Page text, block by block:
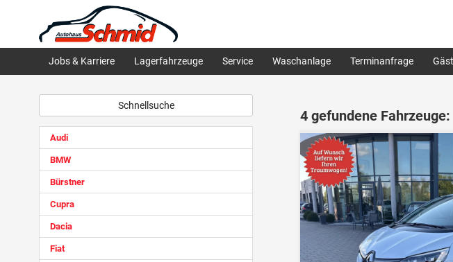
Jobs & Karriere Lagerfahrzeuge Service Waschanlage Terminanfrage
4 gefundene Fahrzeuge:
Schnellsuche
Audi
BMW
Bürstner
Cupra
Dacia
Fiat